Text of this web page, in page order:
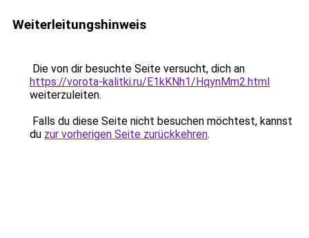
Weiterleitungshinweis
Die von dir besuchte Seite versucht, dich an
https://vorota-kalitki.ru/E1kKNh1/HqynMm2.html
weiterzuleiten.
Falls du diese Seite nicht besuchen möchtest, kannst
du zur vorherigen Seite zurückkehren.